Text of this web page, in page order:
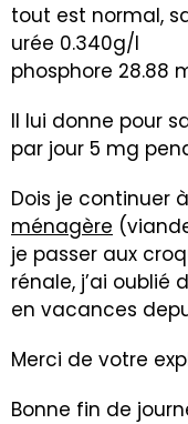
tout est normal,
urée 0.340g/l
phosphore 28.88
Il lui donne pour
par jour 5 mg
Dois je continuer
ménagère
je passer aux
rénale, j’ai oublié
en vacances
Merci de votre
Bonne fin de